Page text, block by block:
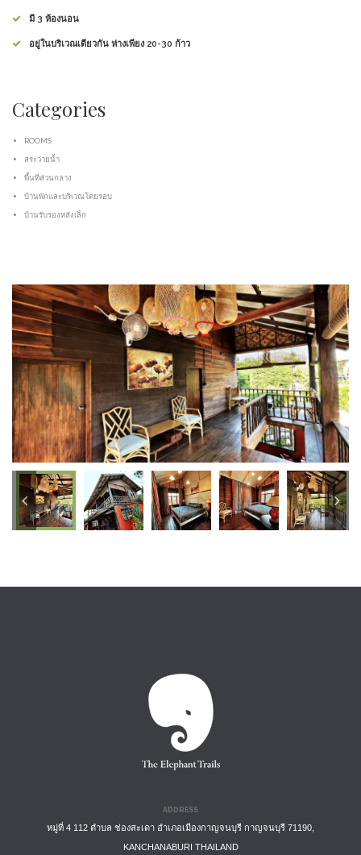
มี 3 ห้องนอน
อยู่ในบริเวณเดียวกัน ห่างเพียง 20-30 ก้าว
Categories
ROOMS
สระว่ายน้ำ
พื้นที่ส่วนกลาง
บ้านพักและบริเวณโดยรอบ
บ้านรับรองหลังเล็ก
ADDRESS
หมู่ที่ 4 112 ตำบล ช่องสะเดา อำเภอเมืองกาญจนบุรี กาญจนบุรี 71190,
KANCHANABURI THAILAND